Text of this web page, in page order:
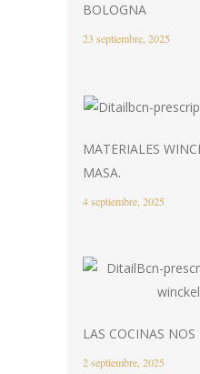
BOLOGNA
23 septiembre, 2025
MATERIALES
MASA.
4 septiembre, 2025
LAS COCINAS
2 septiembre, 2025